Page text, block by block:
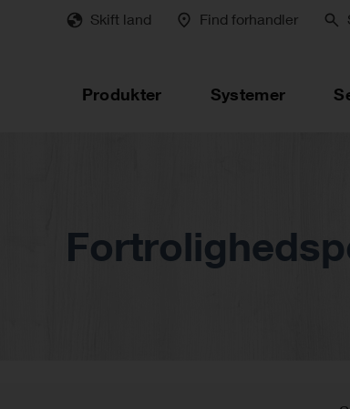
Skift land Find forhandler
Produkter Systemer